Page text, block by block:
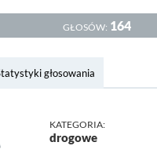
GŁOSÓW: 164
głosowania
KATEGORIA:
drogowe